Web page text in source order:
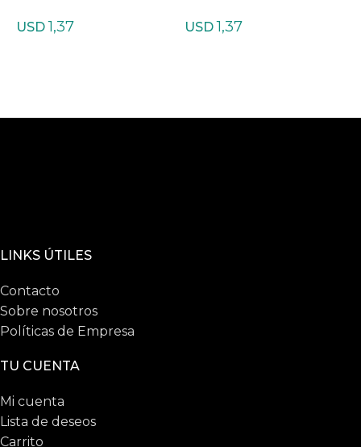
Amarilla
USD 1,37
USD 1,37
LINKS ÚTILES
Contacto
Sobre nosotros
Políticas de Empresa
TU CUENTA
Mi cuenta
Lista de deseos
Carrito